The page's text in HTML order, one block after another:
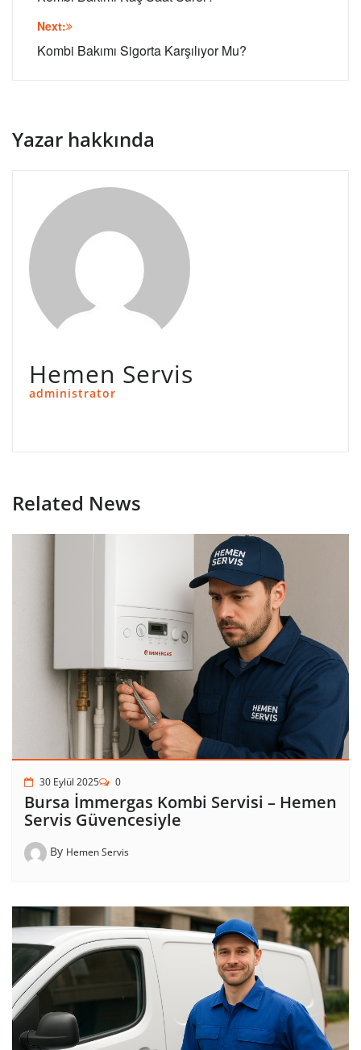
Next:
Kombi Bakımı Sigorta Karşılıyor Mu?
Yazar hakkında
Hemen Servis
administrator
Related News
30 Eylül 2025 0
Bursa İmmergas Kombi Servisi – Hemen
Servis Güvencesiyle
By Hemen Servis